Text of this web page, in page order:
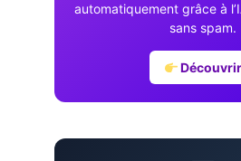
automatiquement grâce à
sans spam.
Découvrir